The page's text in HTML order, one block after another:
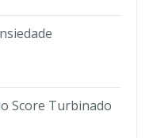
Score Turbinado